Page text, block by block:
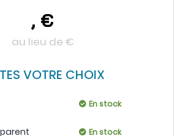
, €
au lieu de €
VOTRE CHOIX
En stock
En stock